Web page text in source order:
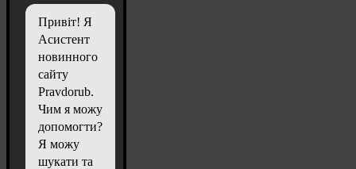
Привіт! Я
Асистент
новинного
сайту
Pravdorub.
Чим я можу
допомогти?
Я можу
шукати та